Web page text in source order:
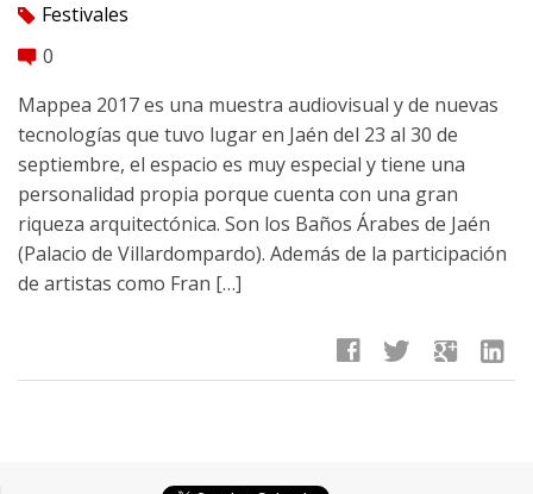
tag Festivales
comment 0
Mappea 2017 es una muestra audiovisual y de nuevas
tecnologías que tuvo lugar en Jaén del 23 al 30 de
septiembre, el espacio es muy especial y tiene una
personalidad propia porque cuenta con una gran
riqueza arquitectónica. Son los Baños Árabes de Jaén
(Palacio de Villardompardo). Además de la participación
de artistas como Fran […]
facebook twitter google linkedin